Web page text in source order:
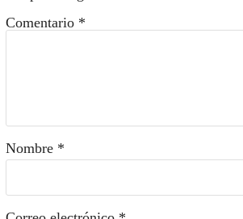
Comentario *
Nombre *